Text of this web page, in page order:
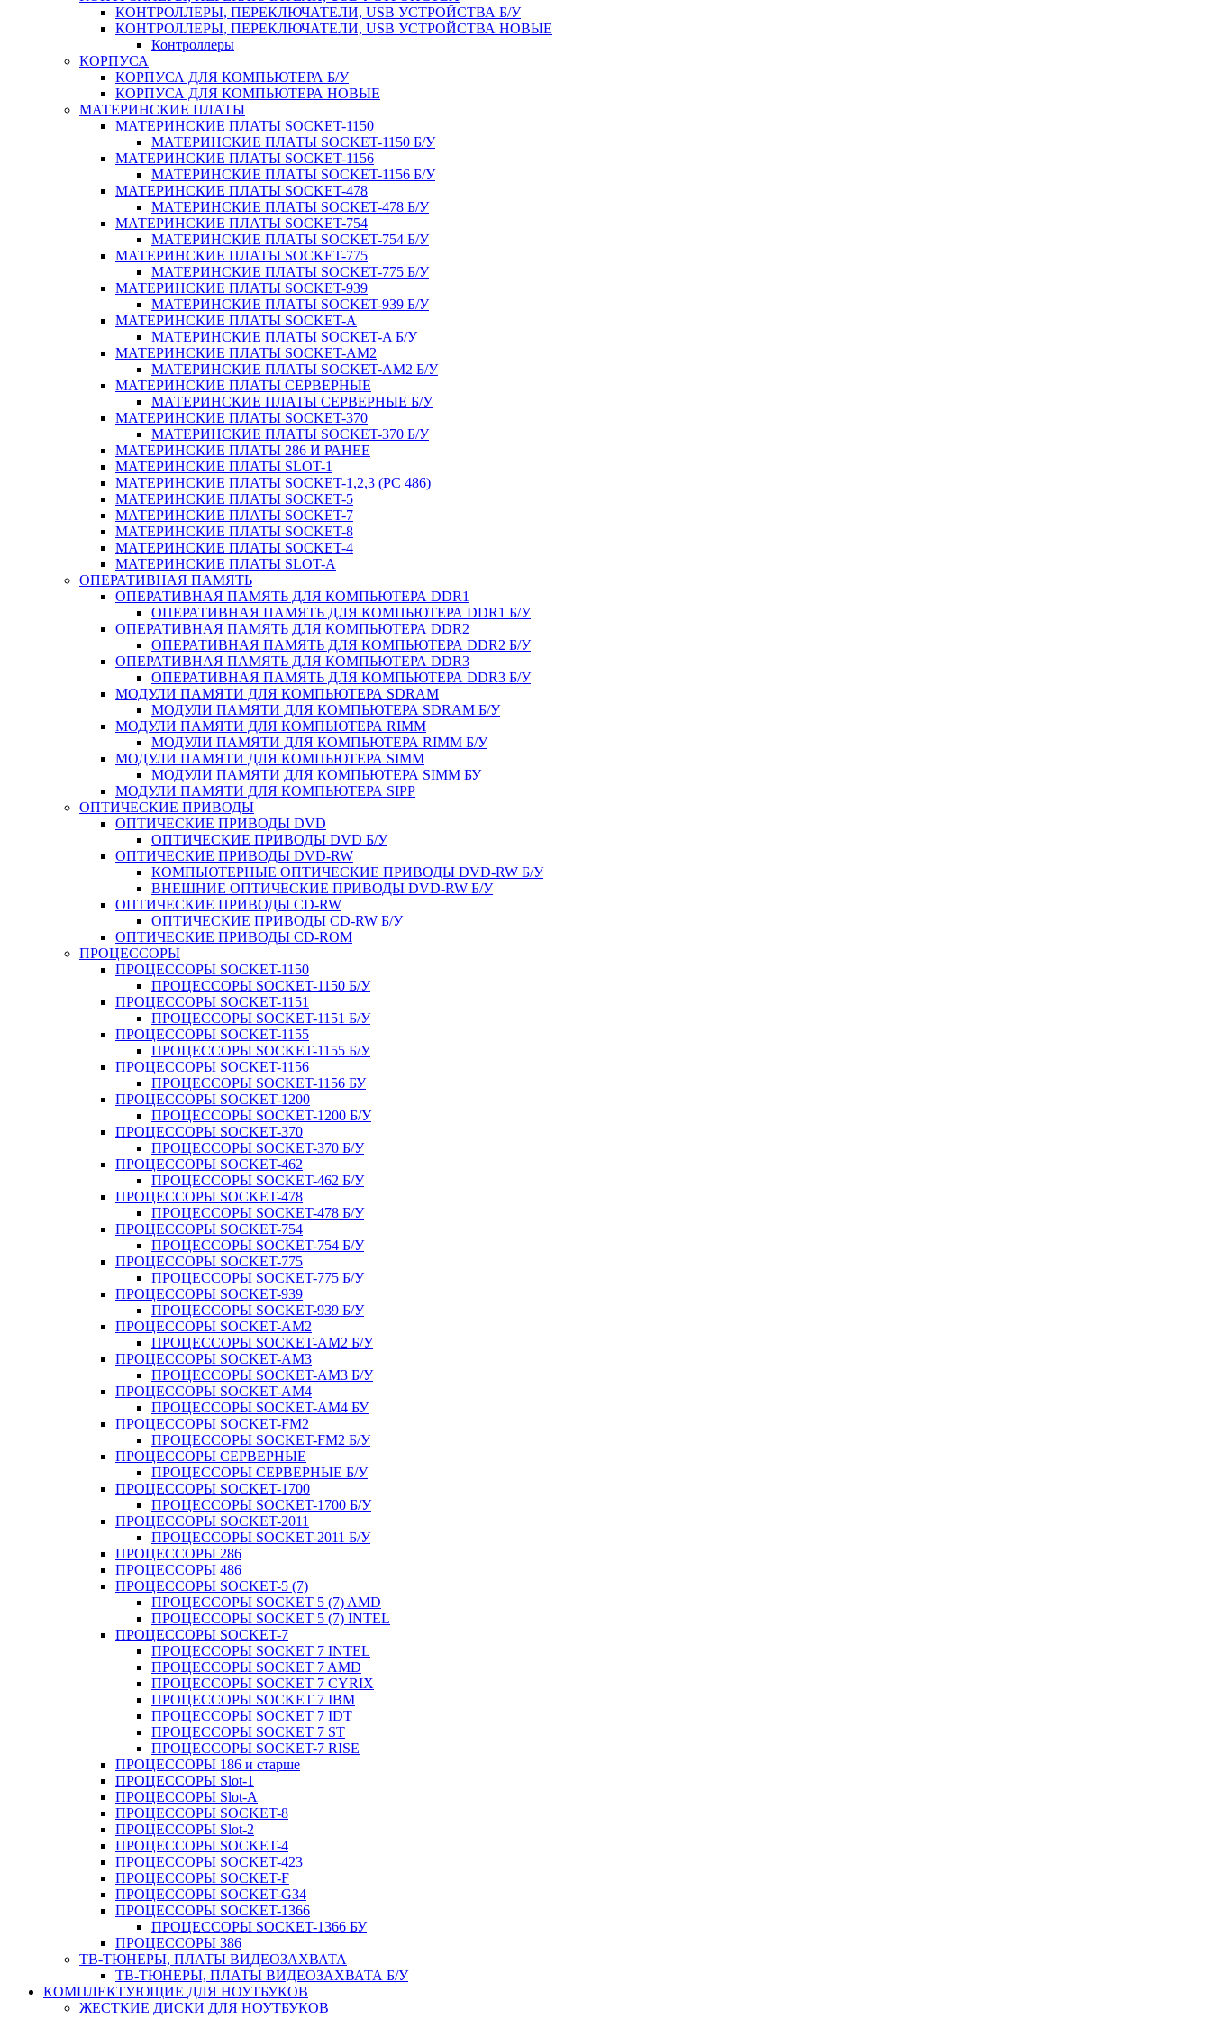
КОНТРОЛЛЕРЫ, ПЕРЕКЛЮЧАТЕЛИ, USB УСТРОЙСТВА Б/У
КОНТРОЛЛЕРЫ, ПЕРЕКЛЮЧАТЕЛИ, USB УСТРОЙСТВА НОВЫЕ
Контроллеры
КОРПУСА
КОРПУСА ДЛЯ КОМПЬЮТЕРА Б/У
КОРПУСА ДЛЯ КОМПЬЮТЕРА НОВЫЕ
МАТЕРИНСКИЕ ПЛАТЫ
МАТЕРИНСКИЕ ПЛАТЫ SOCKET-1150
МАТЕРИНСКИЕ ПЛАТЫ SOCKET-1150 Б/У
МАТЕРИНСКИЕ ПЛАТЫ SOCKET-1156
МАТЕРИНСКИЕ ПЛАТЫ SOCKET-1156 Б/У
МАТЕРИНСКИЕ ПЛАТЫ SOCKET-478
МАТЕРИНСКИЕ ПЛАТЫ SOCKET-478 Б/У
МАТЕРИНСКИЕ ПЛАТЫ SOCKET-754
МАТЕРИНСКИЕ ПЛАТЫ SOCKET-754 Б/У
МАТЕРИНСКИЕ ПЛАТЫ SOCKET-775
МАТЕРИНСКИЕ ПЛАТЫ SOCKET-775 Б/У
МАТЕРИНСКИЕ ПЛАТЫ SOCKET-939
МАТЕРИНСКИЕ ПЛАТЫ SOCKET-939 Б/У
МАТЕРИНСКИЕ ПЛАТЫ SOCKET-A
МАТЕРИНСКИЕ ПЛАТЫ SOCKET-A Б/У
МАТЕРИНСКИЕ ПЛАТЫ SOCKET-AM2
МАТЕРИНСКИЕ ПЛАТЫ SOCKET-AM2 Б/У
МАТЕРИНСКИЕ ПЛАТЫ СЕРВЕРНЫЕ
МАТЕРИНСКИЕ ПЛАТЫ СЕРВЕРНЫЕ Б/У
МАТЕРИНСКИЕ ПЛАТЫ SOCKET-370
МАТЕРИНСКИЕ ПЛАТЫ SOCKET-370 Б/У
МАТЕРИНСКИЕ ПЛАТЫ 286 И РАНЕЕ
МАТЕРИНСКИЕ ПЛАТЫ SLOT-1
МАТЕРИНСКИЕ ПЛАТЫ SOCKET-1,2,3 (PC 486)
МАТЕРИНСКИЕ ПЛАТЫ SOCKET-5
МАТЕРИНСКИЕ ПЛАТЫ SOCKET-7
МАТЕРИНСКИЕ ПЛАТЫ SOCKET-8
МАТЕРИНСКИЕ ПЛАТЫ SOCKET-4
МАТЕРИНСКИЕ ПЛАТЫ SLOT-A
ОПЕРАТИВНАЯ ПАМЯТЬ
ОПЕРАТИВНАЯ ПАМЯТЬ ДЛЯ КОМПЬЮТЕРА DDR1
ОПЕРАТИВНАЯ ПАМЯТЬ ДЛЯ КОМПЬЮТЕРА DDR1 Б/У
ОПЕРАТИВНАЯ ПАМЯТЬ ДЛЯ КОМПЬЮТЕРА DDR2
ОПЕРАТИВНАЯ ПАМЯТЬ ДЛЯ КОМПЬЮТЕРА DDR2 Б/У
ОПЕРАТИВНАЯ ПАМЯТЬ ДЛЯ КОМПЬЮТЕРА DDR3
ОПЕРАТИВНАЯ ПАМЯТЬ ДЛЯ КОМПЬЮТЕРА DDR3 Б/У
МОДУЛИ ПАМЯТИ ДЛЯ КОМПЬЮТЕРА SDRAM
МОДУЛИ ПАМЯТИ ДЛЯ КОМПЬЮТЕРА SDRAM Б/У
МОДУЛИ ПАМЯТИ ДЛЯ КОМПЬЮТЕРА RIMM
МОДУЛИ ПАМЯТИ ДЛЯ КОМПЬЮТЕРА RIMM Б/У
МОДУЛИ ПАМЯТИ ДЛЯ КОМПЬЮТЕРА SIMM
МОДУЛИ ПАМЯТИ ДЛЯ КОМПЬЮТЕРА SIMM БУ
МОДУЛИ ПАМЯТИ ДЛЯ КОМПЬЮТЕРА SIPP
ОПТИЧЕСКИЕ ПРИВОДЫ
ОПТИЧЕСКИЕ ПРИВОДЫ DVD
ОПТИЧЕСКИЕ ПРИВОДЫ DVD Б/У
ОПТИЧЕСКИЕ ПРИВОДЫ DVD-RW
КОМПЬЮТЕРНЫЕ ОПТИЧЕСКИЕ ПРИВОДЫ DVD-RW Б/У
ВНЕШНИЕ ОПТИЧЕСКИЕ ПРИВОДЫ DVD-RW Б/У
ОПТИЧЕСКИЕ ПРИВОДЫ CD-RW
ОПТИЧЕСКИЕ ПРИВОДЫ CD-RW Б/У
ОПТИЧЕСКИЕ ПРИВОДЫ CD-ROM
ПРОЦЕССОРЫ
ПРОЦЕССОРЫ SOCKET-1150
ПРОЦЕССОРЫ SOCKET-1150 Б/У
ПРОЦЕССОРЫ SOCKET-1151
ПРОЦЕССОРЫ SOCKET-1151 Б/У
ПРОЦЕССОРЫ SOCKET-1155
ПРОЦЕССОРЫ SOCKET-1155 Б/У
ПРОЦЕССОРЫ SOCKET-1156
ПРОЦЕССОРЫ SOCKET-1156 БУ
ПРОЦЕССОРЫ SOCKET-1200
ПРОЦЕССОРЫ SOCKET-1200 Б/У
ПРОЦЕССОРЫ SOCKET-370
ПРОЦЕССОРЫ SOCKET-370 Б/У
ПРОЦЕССОРЫ SOCKET-462
ПРОЦЕССОРЫ SOCKET-462 Б/У
ПРОЦЕССОРЫ SOCKET-478
ПРОЦЕССОРЫ SOCKET-478 Б/У
ПРОЦЕССОРЫ SOCKET-754
ПРОЦЕССОРЫ SOCKET-754 Б/У
ПРОЦЕССОРЫ SOCKET-775
ПРОЦЕССОРЫ SOCKET-775 Б/У
ПРОЦЕССОРЫ SOCKET-939
ПРОЦЕССОРЫ SOCKET-939 Б/У
ПРОЦЕССОРЫ SOCKET-AM2
ПРОЦЕССОРЫ SOCKET-AM2 Б/У
ПРОЦЕССОРЫ SOCKET-AM3
ПРОЦЕССОРЫ SOCKET-AM3 Б/У
ПРОЦЕССОРЫ SOCKET-AM4
ПРОЦЕССОРЫ SOCKET-AM4 БУ
ПРОЦЕССОРЫ SOCKET-FM2
ПРОЦЕССОРЫ SOCKET-FM2 Б/У
ПРОЦЕССОРЫ СЕРВЕРНЫЕ
ПРОЦЕССОРЫ СЕРВЕРНЫЕ Б/У
ПРОЦЕССОРЫ SOCKET-1700
ПРОЦЕССОРЫ SOCKET-1700 Б/У
ПРОЦЕССОРЫ SOCKET-2011
ПРОЦЕССОРЫ SOCKET-2011 Б/У
ПРОЦЕССОРЫ 286
ПРОЦЕССОРЫ 486
ПРОЦЕССОРЫ SOCKET-5 (7)
ПРОЦЕССОРЫ SOCKET 5 (7) AMD
ПРОЦЕССОРЫ SOCKET 5 (7) INTEL
ПРОЦЕССОРЫ SOCKET-7
ПРОЦЕССОРЫ SOCKET 7 INTEL
ПРОЦЕССОРЫ SOCKET 7 AMD
ПРОЦЕССОРЫ SOCKET 7 CYRIX
ПРОЦЕССОРЫ SOCKET 7 IBM
ПРОЦЕССОРЫ SOCKET 7 IDT
ПРОЦЕССОРЫ SOCKET 7 ST
ПРОЦЕССОРЫ SOCKET-7 RISE
ПРОЦЕССОРЫ 186 и старше
ПРОЦЕССОРЫ Slot-1
ПРОЦЕССОРЫ Slot-A
ПРОЦЕССОРЫ SOCKET-8
ПРОЦЕССОРЫ Slot-2
ПРОЦЕССОРЫ SOCKET-4
ПРОЦЕССОРЫ SOCKET-423
ПРОЦЕССОРЫ SOCKET-F
ПРОЦЕССОРЫ SOCKET-G34
ПРОЦЕССОРЫ SOCKET-1366
ПРОЦЕССОРЫ SOCKET-1366 БУ
ПРОЦЕССОРЫ 386
ТВ-ТЮНЕРЫ, ПЛАТЫ ВИДЕОЗАХВАТА
ТВ-ТЮНЕРЫ, ПЛАТЫ ВИДЕОЗАХВАТА Б/У
КОМПЛЕКТУЮЩИЕ ДЛЯ НОУТБУКОВ
ЖЕСТКИЕ ДИСКИ ДЛЯ НОУТБУКОВ